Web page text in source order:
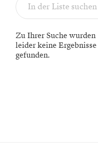
Zu Ihrer Suche wurden
leider keine Ergebnisse
gefunden.